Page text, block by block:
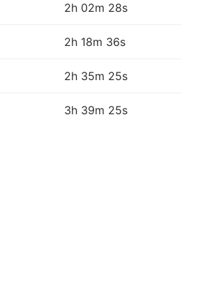
2h 02m 28s
2h 18m 36s
2h 35m 25s
3h 39m 25s